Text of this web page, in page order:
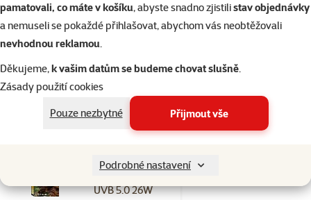
pamatovali, co máte v košíku, abyste snadno zjistilistav objednávky
a nemuseli se pokaždé přihlašovat, abychom vás neobtěžovali
nevhodnou reklamou.
Děkujeme,k vašim datům se budeme chovat slušně.
Zásady použití cookies
Pouze nezbytné
Přijmout vše
Podrobné nastavení
familycena
☀️Léto značka
Skladem
Compact-Fluorescent
UVB 5.0 26W
Hodnocení 87%, počet hodnocení: 3
hodnocení